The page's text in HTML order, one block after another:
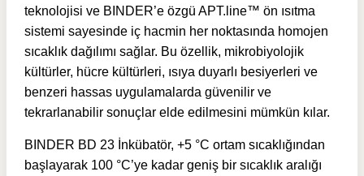
teknolojisi ve BINDER’e özgü APT.line™ ön ısıtma
sistemi sayesinde iç hacmin her noktasında homojen
sıcaklık dağılımı sağlar. Bu özellik, mikrobiyolojik
kültürler, hücre kültürleri, ısıya duyarlı besiyerleri ve
benzeri hassas uygulamalarda güvenilir ve
tekrarlanabilir sonuçlar elde edilmesini mümkün kılar.
BINDER BD 23 İnkübatör, +5 °C ortam sıcaklığından
başlayarak 100 °C’ye kadar geniş bir sıcaklık aralığı